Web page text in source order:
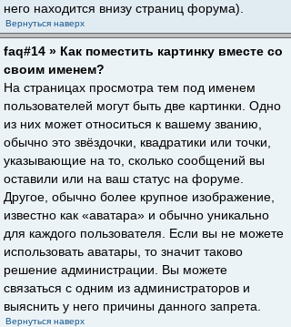
него находится внизу страниц форума).
Вернуться наверх
faq#14 » Как поместить картинку вместе со
своим именем?
На страницах просмотра тем под именем
пользователей могут быть две картинки. Одно
из них может относиться к вашему званию,
обычно это звёздочки, квадратики или точки,
указывающие на то, сколько сообщений вы
оставили или на ваш статус на форуме.
Другое, обычно более крупное изображение,
известно как «аватара» и обычно уникально
для каждого пользователя. Если вы не можете
использовать аватары, то значит таково
решение администрации. Вы можете
связаться с одним из администраторов и
выяснить у него причины данного запрета.
Вернуться наверх